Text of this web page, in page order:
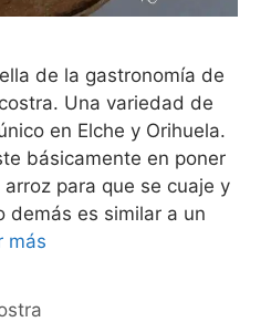
de la gastronomía de
Una variedad de
en Elche y Orihuela.
básicamente en poner
para que se cuaje y
demás es similar a un
más